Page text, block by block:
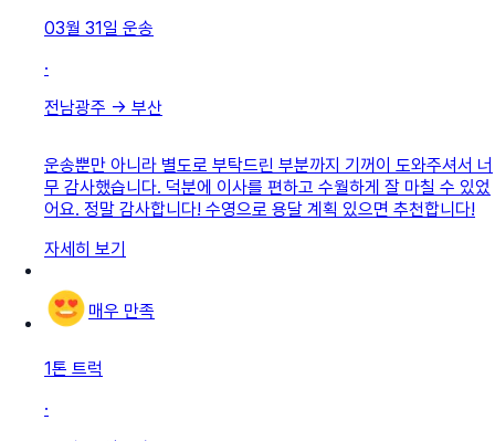
03월 31일 운송
·
전남광주 → 부산
운송뿐만 아니라 별도로 부탁드린 부분까지 기꺼이 도와주셔서 너
무 감사했습니다. 덕분에 이사를 편하고 수월하게 잘 마칠 수 있었
어요. 정말 감사합니다! 수영으로 용달 계획 있으면 추천합니다!
자세히 보기
매우 만족
1톤 트럭
·